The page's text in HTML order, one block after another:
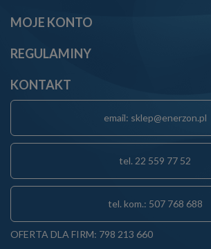
MOJE KONTO
REGULAMINY
KONTAKT
email: sklep@enerzon.pl
tel. 22 559 77 52
tel. kom.: 507 768 688
OFERTA DLA FIRM: 798 213 660